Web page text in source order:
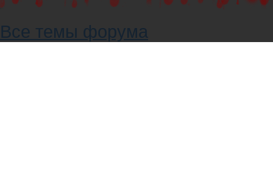
Все темы форума